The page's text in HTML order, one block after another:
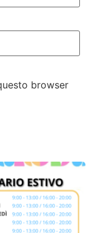
browser